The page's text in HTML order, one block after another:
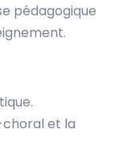
pédagogique
et la